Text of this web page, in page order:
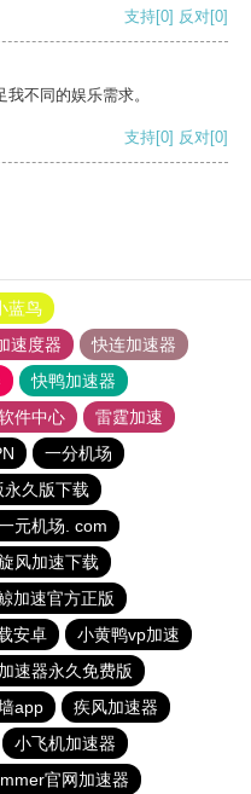
支持[0] 反对[0]
不同的娱乐需求。
支持[0] 反对[0]
蓝鸟
速度器
快连加速器
快鸭加速器
件中心
雷霆加速
一分机场
永久版下载
元机场. com
风加速下载
加速官方正版
安卓
小黄鸭vp加速
速器永久免费版
app
疾风加速器
小飞机加速器
官网加速器